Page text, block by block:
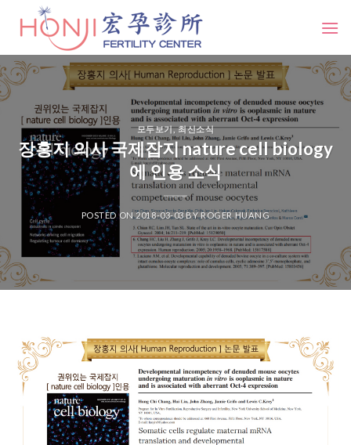
모두보기,최신소식
장홍지 의사 국제잡지 nature cell biology
에 인용 소식
POSTED ON2018-03-03BYROGER HUANG